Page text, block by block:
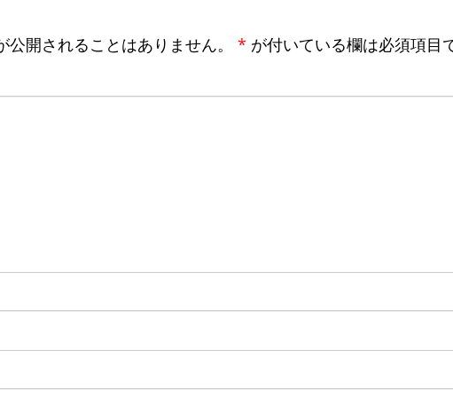
公開されることはありません。 * が付いている欄は必須項目